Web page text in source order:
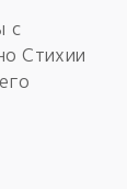
с
Стихии